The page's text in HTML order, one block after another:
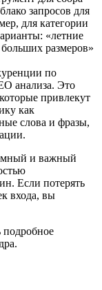
запросов для
для категории
«летние
больших размеров»
по
анализа. Это
привлекут
как
слова и фразы,
и важный
Если потерять
входа, вы
подробное